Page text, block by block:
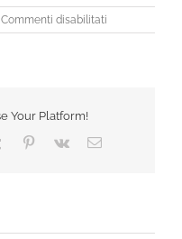
Commenti disabilitati
riscoprire
Your Platform!
Tumblr Pinterest
Vk Email